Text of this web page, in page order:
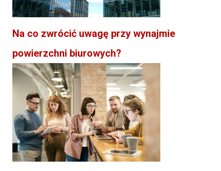
Na co zwrócić uwagę przy wynajmie
powierzchni biurowych?